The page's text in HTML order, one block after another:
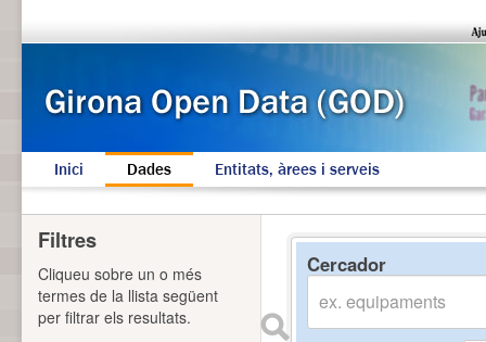
Inici Dades Entitats, àrees i serveis
Cercador
Filtres
Cliqueu sobre un o més
termes de la llista següent
per filtrar els resultats.